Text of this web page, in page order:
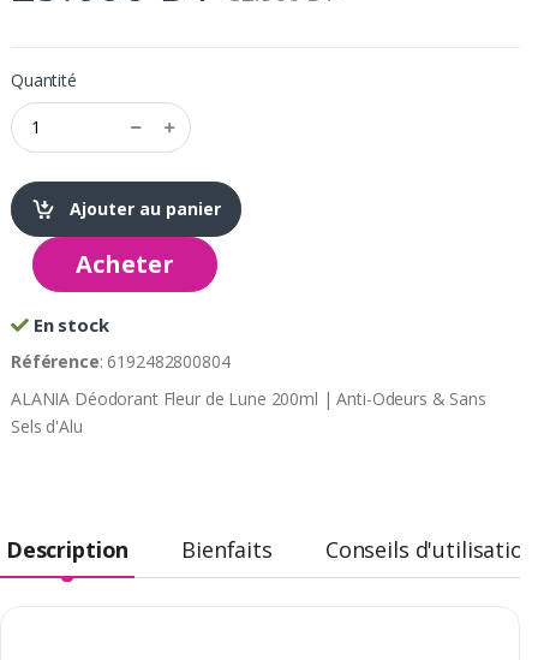
Quantité
Ajouter au panier
Acheter
En stock
Référence: 6192482800804
ALANIA Déodorant Fleur de Lune 200ml | Anti-Odeurs & Sans
Sels d'Alu
Description Bienfaits Conseils d'utilisation